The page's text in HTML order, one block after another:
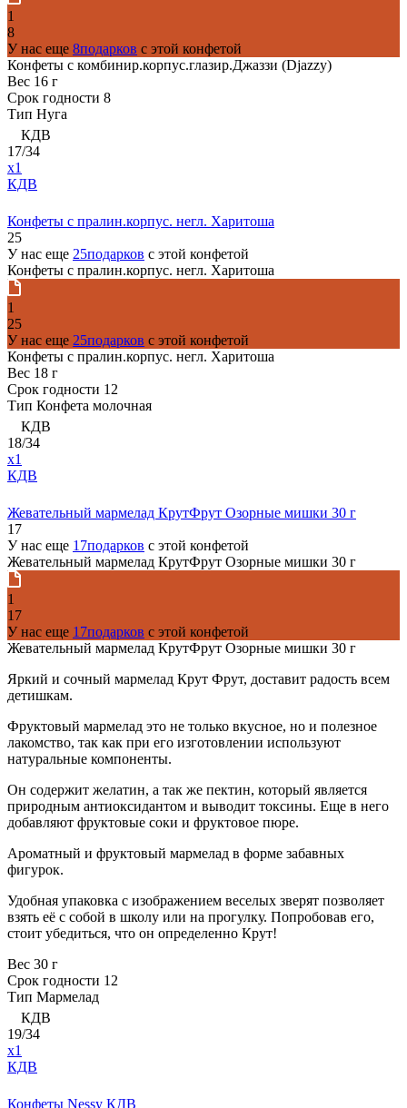
1
8
У нас еще 8подарков с этой конфетой
Конфеты с комбинир.корпус.глазир.Джаззи (Djazzy)
Вес 16 г
Срок годности 8
Тип Нуга
КДВ
17/34
x1
КДВ
Конфеты с пралин.корпус. негл. Харитоша
25
У нас еще 25подарков с этой конфетой
Конфеты с пралин.корпус. негл. Харитоша
1
25
У нас еще 25подарков с этой конфетой
Конфеты с пралин.корпус. негл. Харитоша
Вес 18 г
Срок годности 12
Тип Конфета молочная
КДВ
18/34
x1
КДВ
Жевательный мармелад КрутФрут Озорные мишки 30 г
17
У нас еще 17подарков с этой конфетой
Жевательный мармелад КрутФрут Озорные мишки 30 г
1
17
У нас еще 17подарков с этой конфетой
Жевательный мармелад КрутФрут Озорные мишки 30 г
Яркий и сочный мармелад Крут Фрут, доставит радость всем
детишкам.
Фруктовый мармелад это не только вкусное, но и полезное
лакомство, так как при его изготовлении используют
натуральные компоненты.
Он содержит желатин, а так же пектин, который является
природным антиоксидантом и выводит токсины. Еще в него
добавляют фруктовые соки и фруктовое пюре.
Ароматный и фруктовый мармелад в форме забавных
фигурок.
Удобная упаковка с изображением веселых зверят позволяет
взять её с собой в школу или на прогулку. Попробовав его,
стоит убедиться, что он определенно Крут!
Вес 30 г
Срок годности 12
Тип Мармелад
КДВ
19/34
x1
КДВ
Конфеты Nessy КДВ